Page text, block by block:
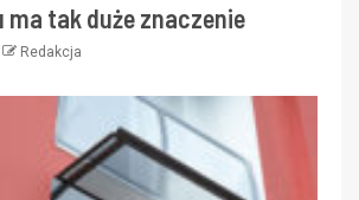
ma tak duże znaczenie
Redakcja